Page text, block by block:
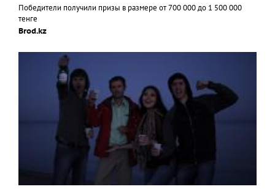
Победители получили призы в размере от 700 000 до 1 500 000
тенге
Brod.kz